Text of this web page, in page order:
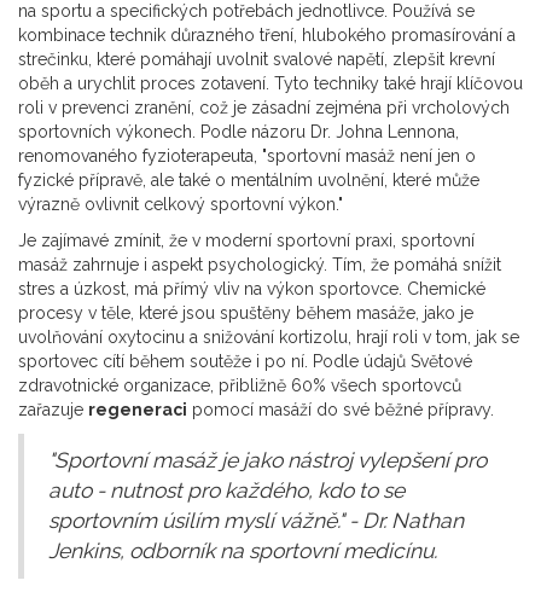
na sportu a specifických potřebách jednotlivce. Používá se
kombinace technik důrazného tření, hlubokého promasírování a
strečinku, které pomáhají uvolnit svalové napětí, zlepšit krevní
oběh a urychlit proces zotavení. Tyto techniky také hrají klíčovou
roli v prevenci zranění, což je zásadní zejména při vrcholových
sportovních výkonech. Podle názoru Dr. Johna Lennona,
renomovaného fyzioterapeuta, "sportovní masáž není jen o
fyzické přípravě, ale také o mentálním uvolnění, které může
výrazně ovlivnit celkový sportovní výkon."
Je zajímavé zmínit, že v moderní sportovní praxi, sportovní
masáž zahrnuje i aspekt psychologický. Tím, že pomáhá snížit
stres a úzkost, má přímý vliv na výkon sportovce. Chemické
procesy v těle, které jsou spuštěny během masáže, jako je
uvolňování oxytocinu a snižování kortizolu, hrají roli v tom, jak se
sportovec cítí během soutěže i po ní. Podle údajů Světové
zdravotnické organizace, přibližně 60% všech sportovců
zařazuje regeneraci pomocí masáží do své běžné přípravy.
"Sportovní masáž je jako nástroj vylepšení pro
auto - nutnost pro každého, kdo to se
sportovním úsilím myslí vážně." - Dr. Nathan
Jenkins, odborník na sportovní medicínu.